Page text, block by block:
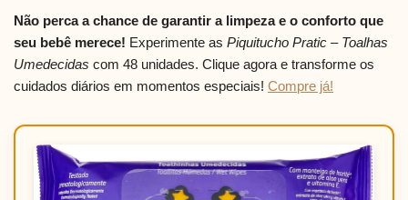
Não perca a chance de garantir a limpeza e o conforto que
seu bebê merece! Experimente as Piquitucho Pratic – Toalhas
Umedecidas com 48 unidades. Clique agora e transforme os
cuidados diários em momentos especiais! Compre já!